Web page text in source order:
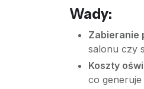
Wady:
Zabieranie
salonu czy
Koszty
co